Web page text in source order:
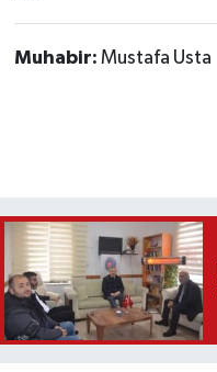
Muhabir: Mustafa Usta